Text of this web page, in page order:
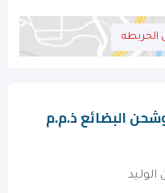
الخريطه
البضائع ذ.م.م
الوليد